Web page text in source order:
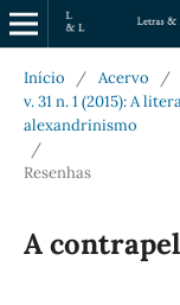
Início / Acervo
/
v. 31 n. 1 (2015): A
alexandrinismo
/
Resenhas
A